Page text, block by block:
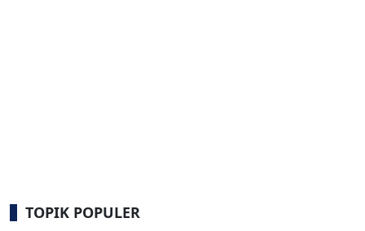
TOPIK POPULER